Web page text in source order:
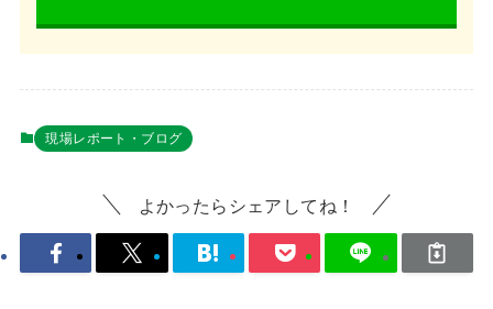
現場レポート・ブログ
よかったらシェアしてね！